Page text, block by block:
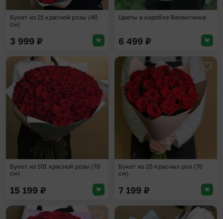
Букет из 21 красной розы (40
см)
3 999 ₽
Цветы в коробке Валентинка
6 499 ₽
Добавить в избранное
Букет из 101 красной розы (70
см)
15 199 ₽
Букет из 25 красных роз (70
см)
7 199 ₽